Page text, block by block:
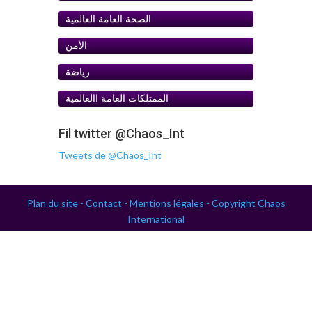
الصحة العامة العالمية
الأمن
رياضة
الممتلكات العامة اﺍلعالمية
Fil twitter @Chaos_Int
Tweets de @Chaos_Int
Plan du site - Contact - Mentions légales - Copyright Chaos
International